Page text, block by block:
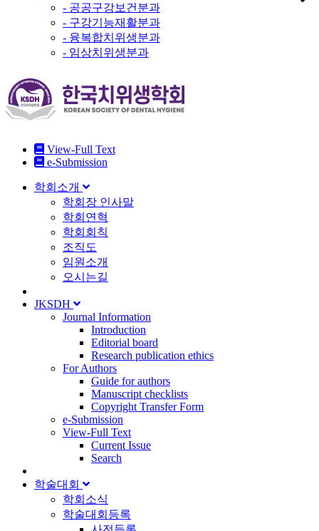
- 공공구강보건분과
- 구강기능재활분과
- 융복합치위생분과
- 임상치위생분과
View-Full Text
e-Submission
학회소개
학회장 인사말
학회연혁
학회회칙
조직도
임원소개
오시는길
JKSDH
Journal Information
Introduction
Editorial board
Research publication ethics
For Authors
Guide for authors
Manuscript checklists
Copyright Transfer Form
e-Submission
View-Full Text
Current Issue
Search
학술대회
학회소식
학술대회등록